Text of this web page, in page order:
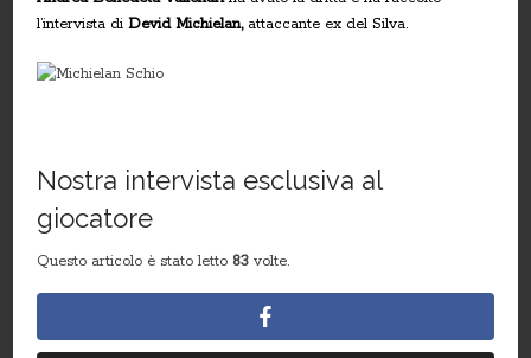
l’intervista diDevid Michielan,attaccante ex del Silva.
Nostra intervista esclusiva al
giocatore
Questo articolo è stato letto 83 volte.